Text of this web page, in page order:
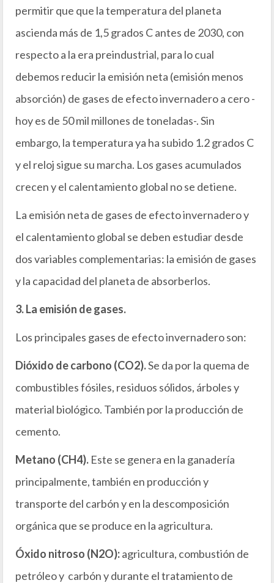
permitir que que la temperatura del planeta
ascienda más de 1,5 grados C antes de 2030, con
respecto a la era preindustrial, para lo cual
debemos reducir la emisión neta (emisión menos
absorción) de gases de efecto invernadero a cero -
hoy es de 50 mil millones de toneladas-. Sin
embargo, la temperatura ya ha subido 1.2 grados C
y el reloj sigue su marcha. Los gases acumulados
crecen y el calentamiento global no se detiene.
La emisión neta de gases de efecto invernadero y
el calentamiento global se deben estudiar desde
dos variables complementarias: la emisión de gases
y la capacidad del planeta de absorberlos.
3. La emisión de gases.
Los principales gases de efecto invernadero son:
Dióxido de carbono (CO2).Se da por la quema de
combustibles fósiles, residuos sólidos, árboles y
material biológico. También por la producción de
cemento.
Metano (CH4). Este se genera en la ganadería
principalmente, también en producción y
transporte del carbón y en la descomposición
orgánica que se produce en la agricultura.
Óxido nitroso (N2O):agricultura, combustión de
petróleo y carbón y durante el tratamiento de